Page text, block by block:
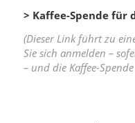
> Kaffee-Spende für
(Dieser Link führt zu
Sie sich anmelden –
– und die Kaffee-